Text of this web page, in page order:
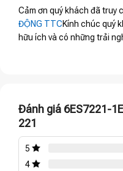
Cảm ơn quý khách đã truy
ĐỘNG TTCKính chúc quý
hữu ích và có những trải
Đánh giá 6ES7221-
221
5
4